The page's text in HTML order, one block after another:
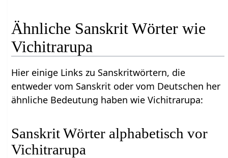
Ähnliche Sanskrit Wörter wie
Vichitrarupa
Hier einige Links zu Sanskritwörtern, die
entweder vom Sanskrit oder vom Deutschen her
ähnliche Bedeutung haben wie Vichitrarupa:
Sanskrit Wörter alphabetisch vor
Vichitrarupa